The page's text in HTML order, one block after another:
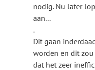
nodig. Nu later
aan...
.
Dit gaan
worden en dit
dat het zeer